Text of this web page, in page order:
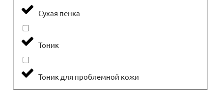
Сухая пенка
Тоник
Тоник для проблемной кожи